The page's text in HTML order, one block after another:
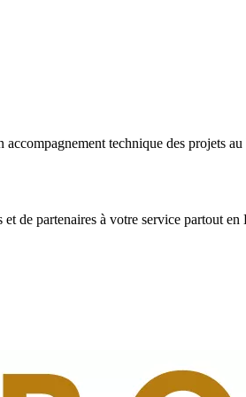
technique des projets
de partenaires à votre service partout en